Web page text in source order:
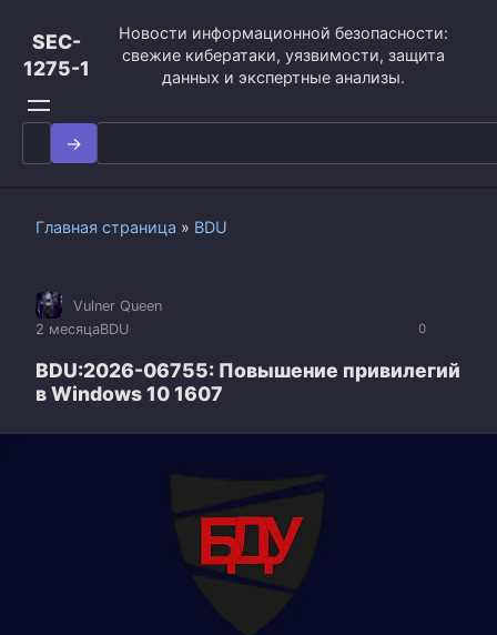
контенту
SEC-
1275-1
Новости информационной безопасности:
свежие кибератаки, уязвимости, защита
данных и экспертные анализы.
Search
for:
Главная страница » BDU
0
Vulner Queen
2 месяцаBDU
BDU:2026-06755: Повышение привилегий
в Windows 10 1607